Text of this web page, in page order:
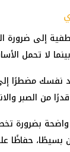
إلى ضرورة
لا تحمل
نفسك مضطرًا
من الصبر
واضحة بضرورة
بسيطًا، حفاظًا